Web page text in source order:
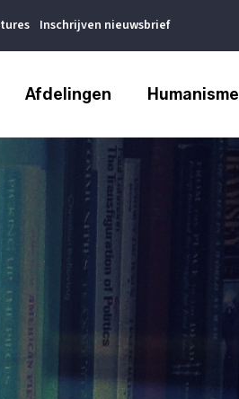
Inschrijven nieuwsbrief
Afdelingen Humanisme